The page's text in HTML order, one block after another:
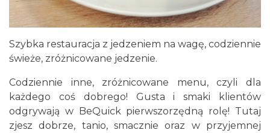
Szybka restauracja z jedzeniem na wagę, codziennie
świeże, zróżnicowane jedzenie.
Codziennie inne, zróżnicowane menu, czyli dla
każdego coś dobrego! Gusta i smaki klientów
odgrywają w BeQuick pierwszorzędną rolę! Tutaj
zjesz dobrze, tanio, smacznie oraz w przyjemnej